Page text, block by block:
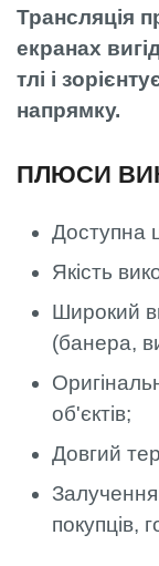
Трансляція
екранах
тлі і
напрямку.
ПЛЮСИ
Доступна
Якість
Широкий
(банера,
об'єктів;
Довгий
Залучення
покупців,